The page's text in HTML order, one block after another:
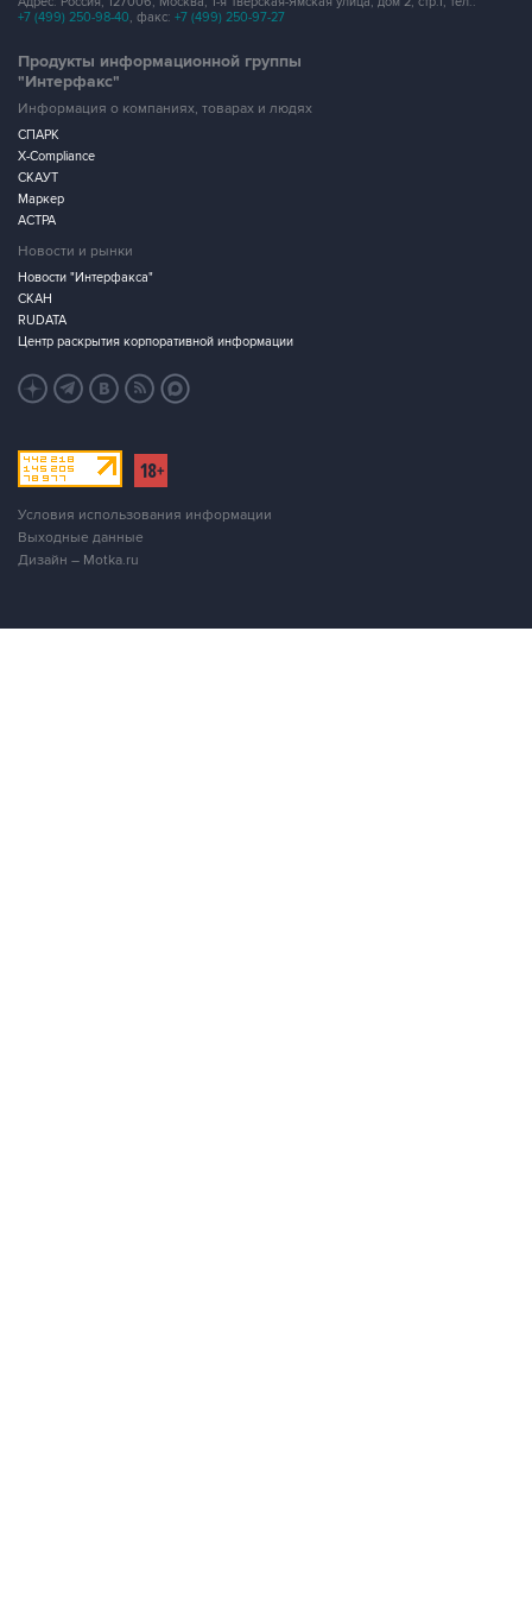
Продукты информационной группы
Информация о компаниях, товарах и людях
СПАРК
X-Compliance
СКАУТ
Маркер
АСТРА
Новости и рынки
Новости "Интерфакса"
СКАН
RUDATA
Центр раскрытия корпоративной информации
Условия использования информации
Выходные данные
Дизайн – Motka.ru